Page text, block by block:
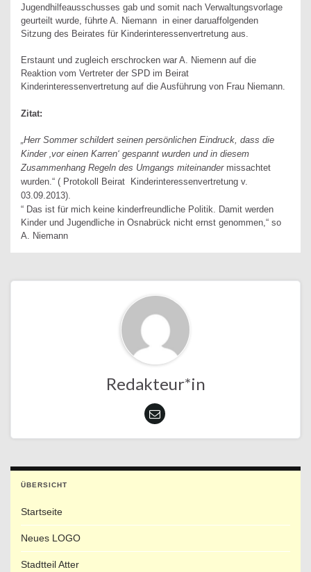
Jugendhilfeausschusses gab und somit nach Verwaltungsvorlage
geurteilt wurde, führte A. Niemann in einer daruaffolgenden
Sitzung des Beirates für Kinderinteressenvertretung aus.
Erstaunt und zugleich erschrocken war A. Niemenn auf die
Reaktion vom Vertreter der SPD im Beirat
Kinderinteressenvertretung auf die Ausführung von Frau Niemann.
Zitat:
„Herr Sommer schildert seinen persönlichen Eindruck, dass die
Kinder ‚vor einen Karren‘ gespannt wurden und in diesem
Zusammenhang Regeln des Umgangs miteinandermissachtet
wurden.“ ( Protokoll Beirat Kinderinteressenvertretung v.
03.09.2013).
“ Das ist für mich keine kinderfreundliche Politik. Damit werden
Kinder und Jugendliche in Osnabrück nicht ernst genommen,“ so
A. Niemann
Redakteur*in
ÜBERSICHT
Startseite
Neues LOGO
Stadtteil Atter